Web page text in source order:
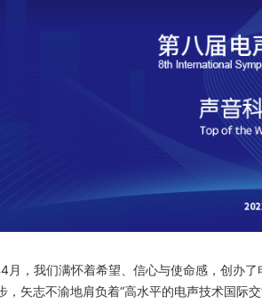
月，我们满怀着希望、信心与使命感，创办
，矢志不渝地肩负着“高水平的电声技术国际